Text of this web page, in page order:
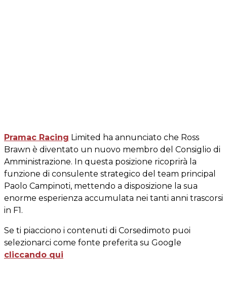
Pramac Racing Limited ha annunciato che Ross
Brawn è diventato un nuovo membro del Consiglio di
Amministrazione. In questa posizione ricoprirà la
funzione di consulente strategico del team principal
Paolo Campinoti, mettendo a disposizione la sua
enorme esperienza accumulata nei tanti anni trascorsi
in F1.
Se ti piacciono i contenuti di Corsedimoto puoi
selezionarci come fonte preferita su Google
cliccando qui